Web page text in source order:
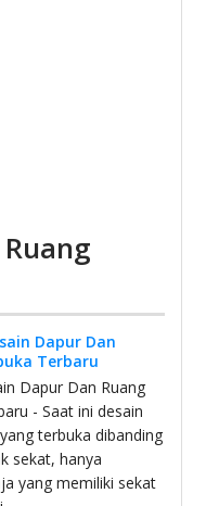
Dapur Dan
Terbaru
Dapur Dan Ruang
- Saat ini desain
terbuka dibanding
sekat, hanya
yang memiliki sekat